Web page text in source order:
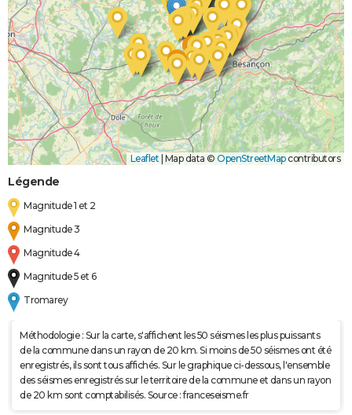
Leaflet Map data © OpenStreetMapcontributors
Légende
Magnitude 1 et 2
Magnitude 3
Magnitude 4
Magnitude 5 et 6
Tromarey
Méthodologie : Sur la carte, s'affichent les 50 séismes les plus puissants
de la commune dans un rayon de 20 km. Si moins de 50 séismes ont été
enregistrés, ils sont tous affichés. Sur le graphique ci-dessous, l'ensemble
des séismes enregistrés sur le territoire de la commune et dans un rayon
de 20 km sont comptabilisés. Source : franceseisme.fr